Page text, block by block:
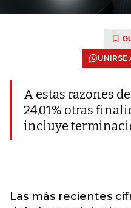
UNIRSE
A estas razones
24,01% otras
incluye
Las más recientes